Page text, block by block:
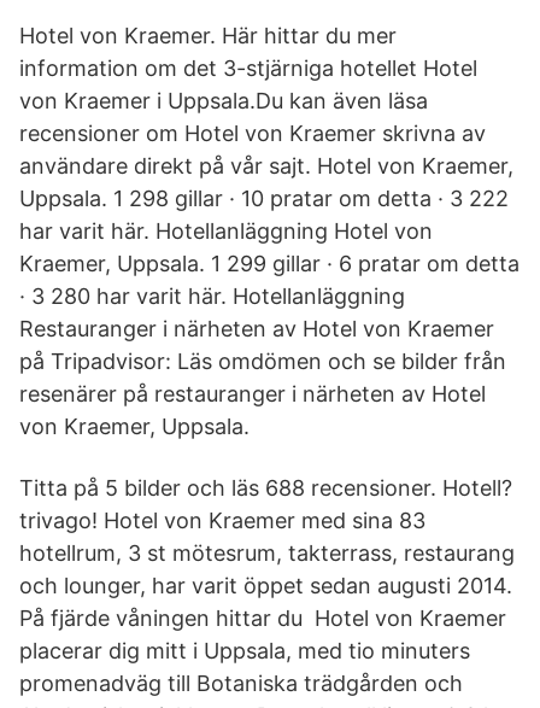
Hotel von Kraemer. Här hittar du mer
information om det 3-stjärniga hotellet Hotel
von Kraemer i Uppsala.Du kan även läsa
recensioner om Hotel von Kraemer skrivna av
användare direkt på vår sajt. Hotel von Kraemer,
Uppsala. 1 298 gillar · 10 pratar om detta · 3 222
har varit här. Hotellanläggning Hotel von
Kraemer, Uppsala. 1 299 gillar · 6 pratar om detta
· 3 280 har varit här. Hotellanläggning
Restauranger i närheten av Hotel von Kraemer
på Tripadvisor: Läs omdömen och se bilder från
resenärer på restauranger i närheten av Hotel
von Kraemer, Uppsala.
Titta på 5 bilder och läs 688 recensioner. Hotell?
trivago! Hotel von Kraemer med sina 83
hotellrum, 3 st mötesrum, takterrass, restaurang
och lounger, har varit öppet sedan augusti 2014.
På fjärde våningen hittar du Hotel von Kraemer
placerar dig mitt i Uppsala, med tio minuters
promenadväg till Botaniska trädgården och